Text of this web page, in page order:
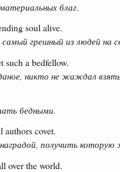
благ.
soul alive.
грешный из людей на
such a bedfellow.
никто не жаждал
бедными.
covet.
получить
over the world.